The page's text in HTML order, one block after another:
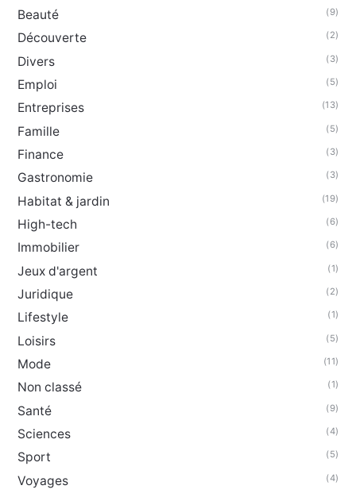
Beauté (9)
Découverte (2)
Divers (3)
Emploi (5)
Entreprises (13)
Famille (5)
Finance (3)
Gastronomie (3)
Habitat & jardin (19)
High-tech (6)
Immobilier (6)
Jeux d'argent (1)
Juridique (2)
Lifestyle (1)
Loisirs (5)
Mode (11)
Non classé (1)
Santé (9)
Sciences (4)
Sport (5)
Voyages (4)